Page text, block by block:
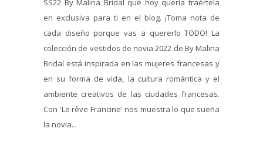
SS22 By Malina Bridal que hoy quería traértela
en exclusiva para ti en el blog. ¡Toma nota de
cada diseño porque vas a quererlo TODO! La
colección de vestidos de novia 2022 de By Malina
Bridal está inspirada en las mujeres francesas y
en su forma de vida, la cultura romántica y el
ambiente creativos de las ciudades francesas.
Con 'Le rêve Francine' nos muestra lo que sueña
la novia...